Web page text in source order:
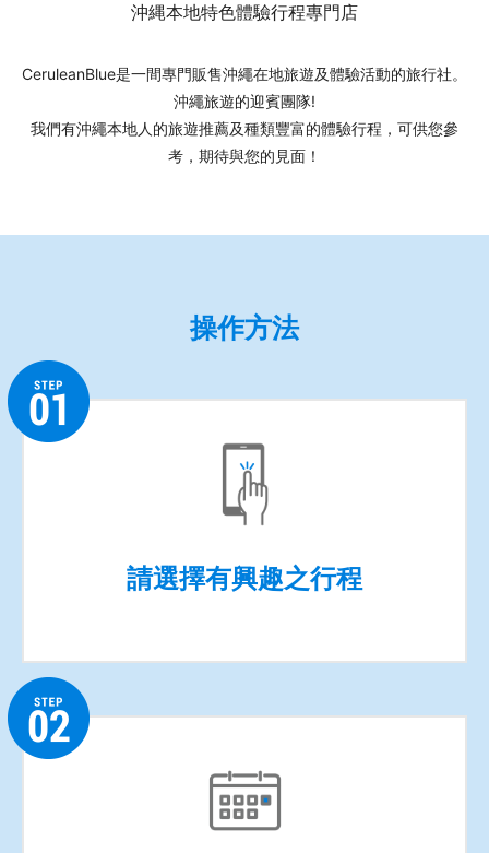
沖縄本地特色體驗行程專門店
CeruleanBlue是一間專門販售沖繩在地旅遊及體驗活動的旅行社。
沖繩旅遊的迎賓團隊!
我們有沖繩本地人的旅遊推薦及種類豐富的體驗行程，可供您參
考，期待與您的見面！
操作方法
請選擇有興趣之行程